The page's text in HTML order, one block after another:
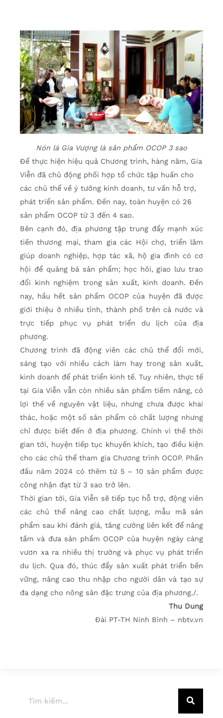
Nón lá Gia Vượng là sản phẩm OCOP 3 sao
Để thực hiện hiệu quả Chương trình, hàng năm, Gia
Viễn đã chủ động phối hợp tổ chức tập huấn cho
các chủ thể về ý tưởng kinh doanh, tư vấn hỗ trợ,
phát triển sản phẩm. Đến nay, toàn huyện có 26
sản phẩm OCOP từ 3 đến 4 sao.
Bên cạnh đó, địa phương tập trung đẩy mạnh xúc
tiến thương mại, tham gia các Hội chợ, triển lãm
giúp doanh nghiệp, hợp tác xã, hộ gia đình có cơ
hội để quảng bá sản phẩm; học hỏi, giao lưu trao
đổi kinh nghiệm trong sản xuất, kinh doanh. Đến
nay, hầu hết sản phẩm OCOP của huyện đã được
giới thiệu ở nhiều tỉnh, thành phố trên cả nước và
trực tiếp phục vụ phát triển du lịch của địa
phương.
Chương trình đã động viên các chủ thể đổi mới,
sáng tạo với nhiều cách làm hay trong sản xuất,
kinh doanh để phát triển kinh tế. Tuy nhiên, thực tế
tại Gia Viễn vẫn còn nhiều sản phẩm tiềm năng, có
lợi thế về nguyên vật liệu, nhưng chưa được khai
thác, hoặc một số sản phẩm có chất lượng nhưng
chỉ được biết đến ở địa phương. Chính vì thế thời
gian tới, huyện tiếp tục khuyến khích, tạo điều kiện
cho các chủ thể tham gia Chương trình OCOP. Phấn
đấu năm 2024 có thêm từ 5 – 10 sản phẩm được
công nhận đạt từ 3 sao trở lên.
Thời gian tới, Gia Viễn sẽ tiếp tục hỗ trợ, động viên
các chủ thể nâng cao chất lượng, mẫu mã sản
phẩm sau khi đánh giá, tăng cường liên kết để nâng
tầm và đưa sản phẩm OCOP của huyện ngày càng
vươn xa ra nhiều thị trường và phục vụ phát triển
du lịch. Qua đó, thúc đẩy sản xuất phát triển bền
vững, nâng cao thu nhập cho người dân và tạo sự
đa dạng cho nông sản đặc trưng của địa phương./.
Thu Dung
Đài PT-TH Ninh Bình – nbtv.vn